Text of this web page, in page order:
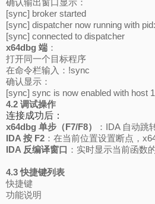
确认输出窗口显示：
[sync] broker started
[sync] dispatcher now running with
[sync] connected to dispatcher
x64dbg 端 ：
打开同一个目标程序
在命令栏输入：!sync
确认显示：
[sync] sync is now enabled with host
4.2 调试操作
连接成功后：
x64dbg 单步（F7/F8）
：IDA 自动跳
IDA 按 F2 ：在当前位置设置断点，
IDA 反编译窗口 ：实时显示当前函数
4.3 快捷键列表
快捷键
功能说明